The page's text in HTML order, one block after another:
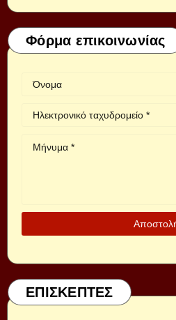
Φόρμα επικοινωνίας
ΕΠΙΣΚΕΠΤΕΣ